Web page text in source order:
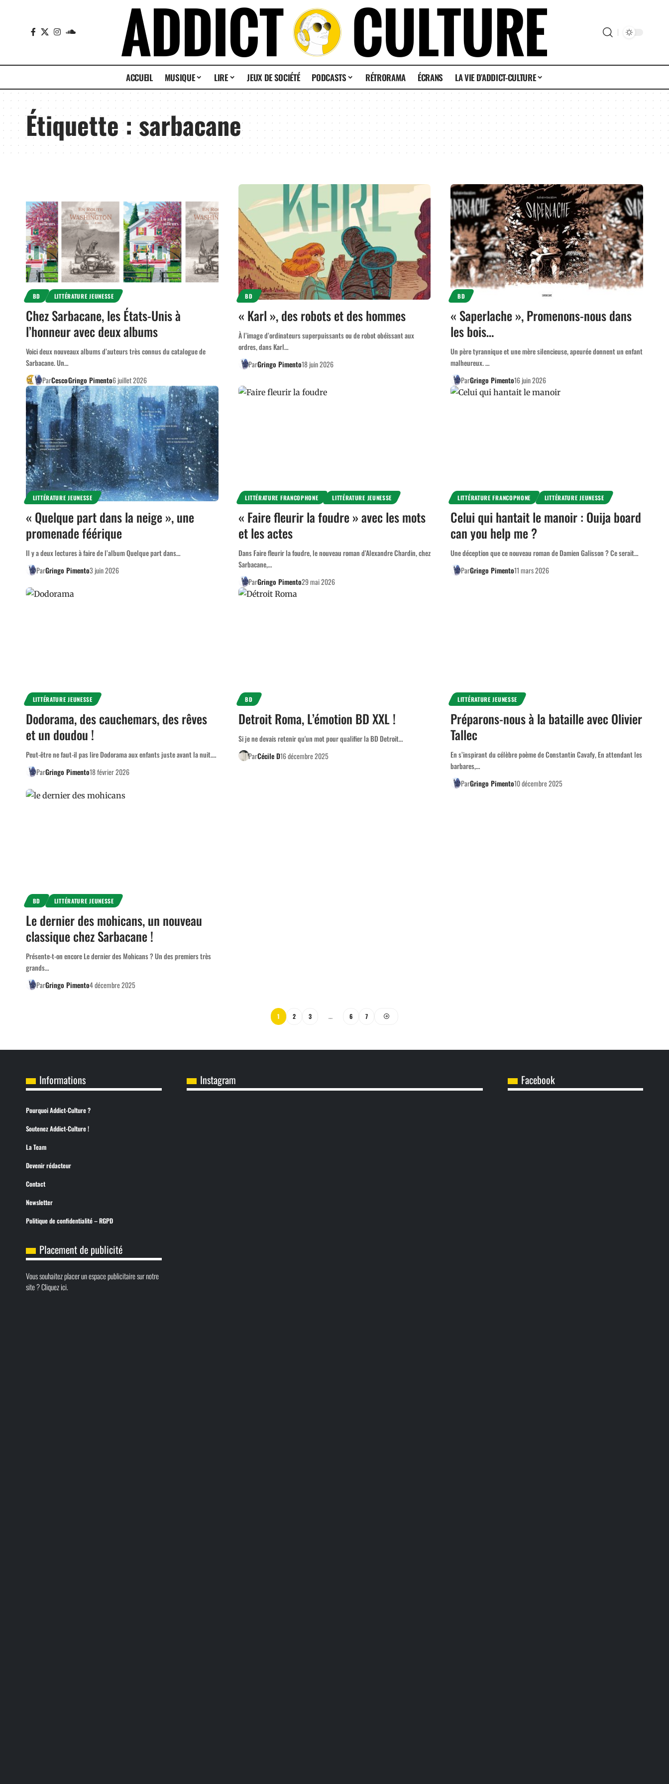
ACCUEIL MUSIQUE LIRE JEUX DE SOCIÉTÉ PODCASTS RÉTRORAMA ÉCRANS LA VIE D’ADDICT-CULTURE
Étiquette :sarbacane
BD LITTÉRATURE JEUNESSE
Chez Sarbacane, les États-Unis à
l’honneur avec deux albums
Voici deux nouveaux albums d’auteurs très connus du catalogue de
Sarbacane. Un…
ParCescoGringo Pimento6 juillet 2026
BD
« Karl », des robots et des hommes
À l’image d’ordinateurs superpuissants ou de robot obéissant aux
ordres, dans Karl…
ParGringo Pimento18 juin 2026
BD
« Saperlache », Promenons-nous dans
les bois…
Un père tyrannique et une mère silencieuse, apeurée donnent un enfant
malheureux. …
ParGringo Pimento16 juin 2026
LITTÉRATURE JEUNESSE
« Quelque part dans la neige », une
promenade féérique
Il y a deux lectures à faire de l’album Quelque part dans…
ParGringo Pimento3 juin 2026
LITTÉRATURE FRANCOPHONE LITTÉRATURE JEUNESSE
« Faire fleurir la foudre » avec les mots
et les actes
Dans Faire fleurir la foudre, le nouveau roman d’Alexandre Chardin, chez
Sarbacane,…
ParGringo Pimento29 mai 2026
LITTÉRATURE FRANCOPHONE LITTÉRATURE JEUNESSE
Celui qui hantait le manoir : Ouija board
can you help me ?
Une déception que ce nouveau roman de Damien Galisson ? Ce serait…
ParGringo Pimento11 mars 2026
LITTÉRATURE JEUNESSE
Dodorama, des cauchemars, des rêves
et un doudou !
Peut-être ne faut-il pas lire Dodorama aux enfants juste avant la nuit.…
ParGringo Pimento18 février 2026
BD
Detroit Roma, L’émotion BD XXL !
Si je ne devais retenir qu'un mot pour qualifier la BD Detroit…
ParCécile D16 décembre 2025
LITTÉRATURE JEUNESSE
Préparons-nous à la bataille avec Olivier
Tallec
En s’inspirant du célèbre poème de Constantin Cavafy, En attendant les
barbares,…
ParGringo Pimento10 décembre 2025
BD LITTÉRATURE JEUNESSE
Le dernier des mohicans, un nouveau
classique chez Sarbacane !
Présente-t-on encore Le dernier des Mohicans ? Un des premiers très
grands…
ParGringo Pimento4 décembre 2025
1 2 3 … 6 7
Informations
Pourquoi Addict-Culture ?
Soutenez Addict-Culture !
La Team
Devenir rédacteur
Contact
Newsletter
Politique de confidentialité – RGPD
Placement de publicité
Vous souhaitez placer un espace publicitaire sur notre
site ? Cliquez ici.
Instagram Facebook